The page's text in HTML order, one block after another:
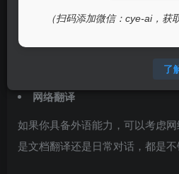
网络翻译
如果你具备外语能力，可以考虑
是文档翻译还是日常对话，都是不
（扫码添加微信：cye-ai，获
了